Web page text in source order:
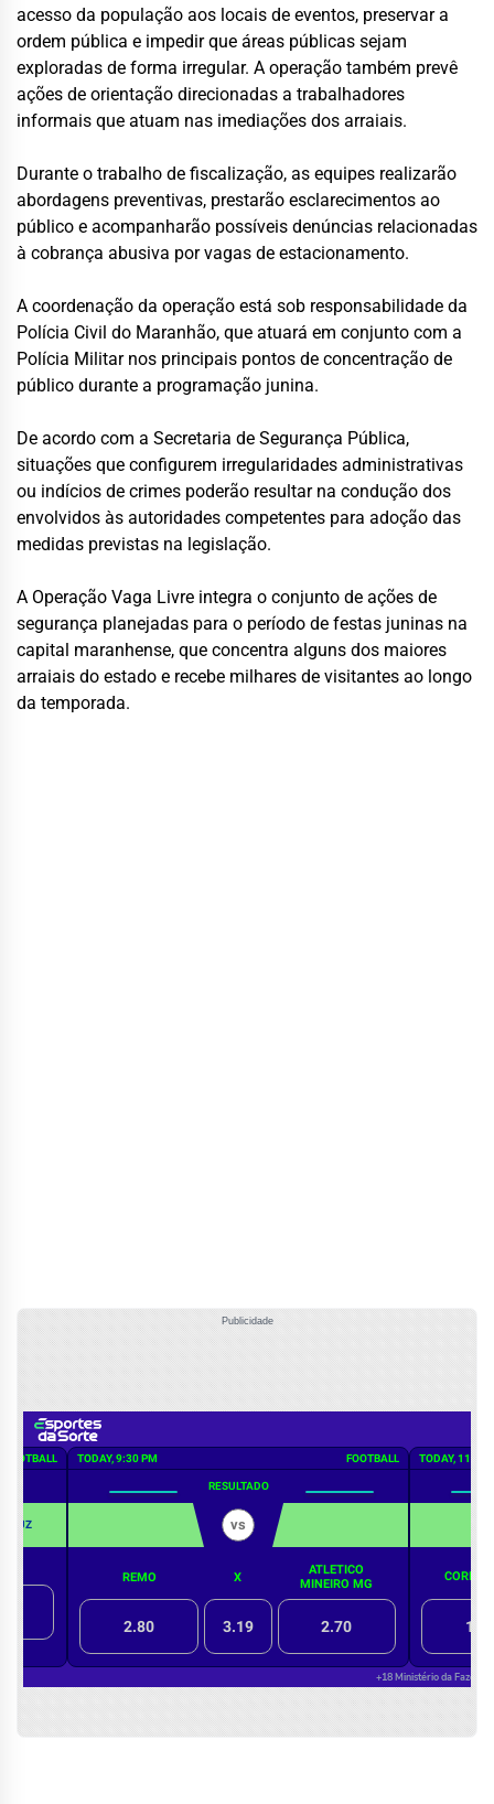
acesso da população aos locais de eventos, preservar a
ordem pública e impedir que áreas públicas sejam
exploradas de forma irregular. A operação também prevê
ações de orientação direcionadas a trabalhadores
informais que atuam nas imediações dos arraiais.
Durante o trabalho de fiscalização, as equipes realizarão
abordagens preventivas, prestarão esclarecimentos ao
público e acompanharão possíveis denúncias relacionadas
à cobrança abusiva por vagas de estacionamento.
A coordenação da operação está sob responsabilidade da
Polícia Civil do Maranhão, que atuará em conjunto com a
Polícia Militar nos principais pontos de concentração de
público durante a programação junina.
De acordo com a Secretaria de Segurança Pública,
situações que configurem irregularidades administrativas
ou indícios de crimes poderão resultar na condução dos
envolvidos às autoridades competentes para adoção das
medidas previstas na legislação.
A Operação Vaga Livre integra o conjunto de ações de
segurança planejadas para o período de festas juninas na
capital maranhense, que concentra alguns dos maiores
arraiais do estado e recebe milhares de visitantes ao longo
da temporada.
Publicidade